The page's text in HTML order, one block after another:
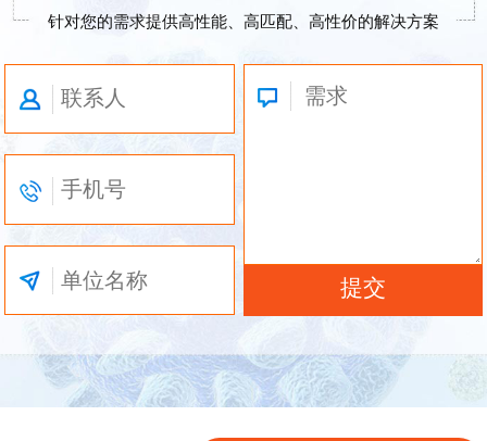
针对您的需求提供高性能、高匹配、高性价的解决方案